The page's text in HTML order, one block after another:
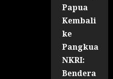
Papua
Kembali
ke
Pangkuan
NKRI:
Bendera